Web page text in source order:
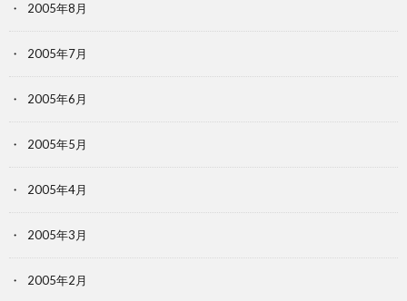
2005年8月
2005年7月
2005年6月
2005年5月
2005年4月
2005年3月
2005年2月